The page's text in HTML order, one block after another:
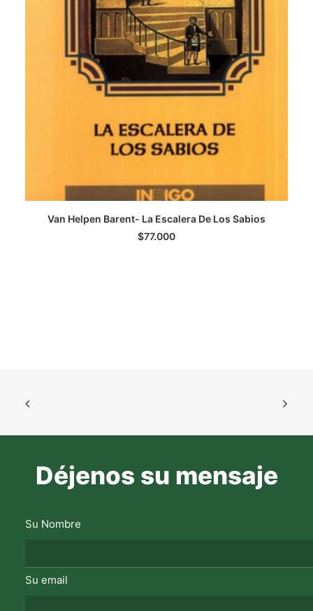
Van Helpen Barent- La Escalera De Los Sabios
$77.000
Déjenos su mensaje
Su Nombre
Su email